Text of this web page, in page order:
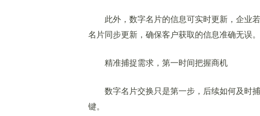
此外，数字名片的信息可实时更新，企业若
名片同步更新，确保客户获取的信息准确无误。
精准捕捉需求，第一时间把握商机
数字名片交换只是第一步，后续如何及时捕
键。